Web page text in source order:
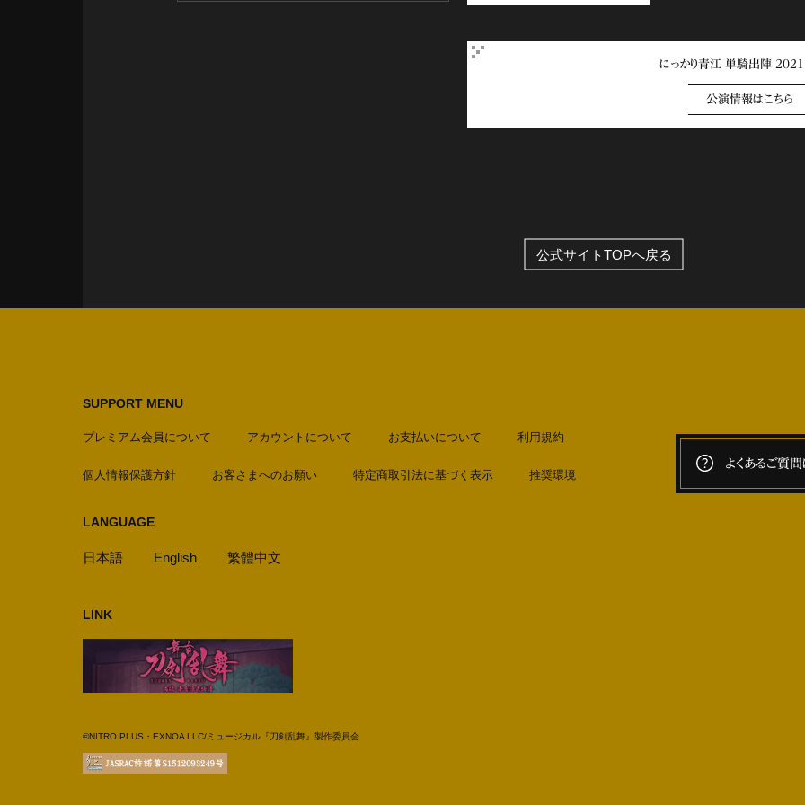
にっかり青江 単騎出陣
公演情報はこちら
公式サイトTOPへ戻る
SUPPORT MENU
プレミアム会員について アカウントについて お支払いについて 利用規約
個人情報保護方針 お客さまへのお願い 特定商取引法に基づく表示 推奨環境
LANGUAGE
日本語 English 繁體中文
LINK
©NITRO PLUS・EXNOA LLC/ミュージカル『刀剣乱舞』製作委員会
よくあるご質問